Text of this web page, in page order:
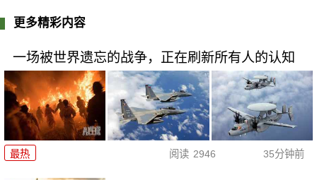
更多精彩内容
一场被世界遗忘的战争，正在刷新所有人的认知
最热 阅读 2946 35分钟前